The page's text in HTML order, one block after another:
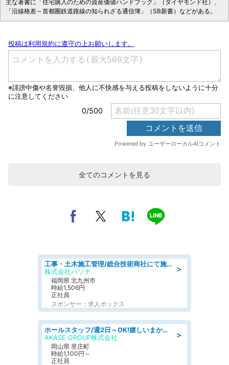
主な著書に「住宅購入のための資産価値ハンドブック」（ダイヤモンド社）、
「沿線格差～首都圏鉄道路線の知られざる通信簿」（SB新書）などがある。
全てのコメントを見る
＞
工事・土木施工管理/総合技術商社にて施工管理のお仕事/即日勤務可/車通勤可/工事・土木施工管理/生産・品質管理
株式会社パソナ
福岡県 北九州市
時給1,506円
正社員
スポンサー：求人ボックス
＞
ホールスタッフ/週2日～OK!嬉しいまかない付き/岡山県/浅口郡里庄町
AKASE GROUP株式会社
岡山県 里庄町
時給1,100円～
正社員